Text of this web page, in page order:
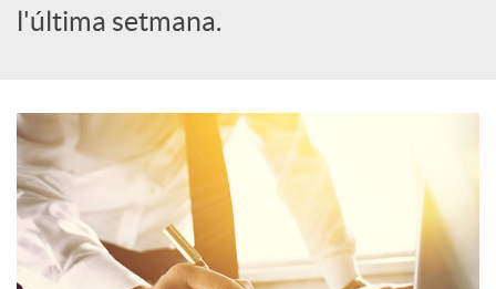
c
a
d
o
l'última setmana.